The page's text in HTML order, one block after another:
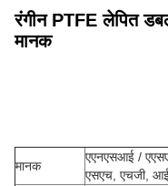
रंगीन PTFE लेपित
मानक
मानक
एएनएसआई /
एसएच, एचजी,